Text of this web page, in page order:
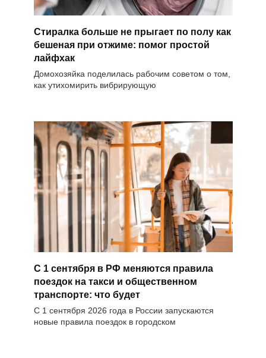
Стиралка больше не прыгает по полу как
бешеная при отжиме: помог простой
лайфхак
Домохозяйка поделилась рабочим советом о том,
как утихомирить вибрирующую
С 1 сентября в РФ меняются правила
поездок на такси и общественном
транспорте: что будет
С 1 сентября 2026 года в России запускаются
новые правила поездок в городском